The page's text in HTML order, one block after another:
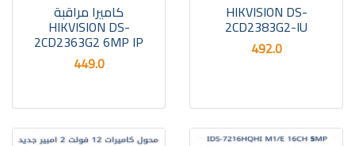
HIKVISION DS-
2CD2383G2-IU
492.0
كاميرا مراقبة
HIKVISION DS-
2CD2363G2 6MP IP
449.0